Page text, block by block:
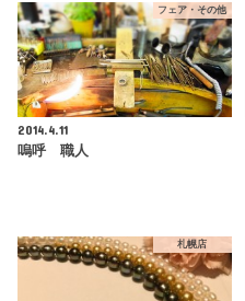
フェア・その他
2014.4.11
嗚呼 職人
札幌店